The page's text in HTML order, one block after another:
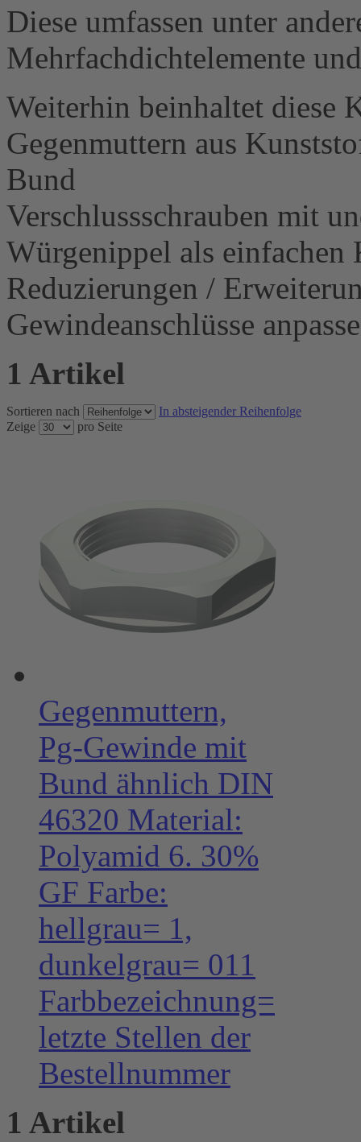
Diese umfassen unter
Mehrfachdichtelemente
Weiterhin beinhaltet diese
Gegenmuttern aus
Bund
Verschlussschrauben mit
Würgenippel als einfachen
Reduzierungen /
Gewindeanschlüsse
1 Artikel
Sortieren nach
In absteigender Reihenfolge
Zeige
pro Seite
Gegenmuttern,
Pg-Gewinde mit
Bund ähnlich DIN
46320 Material:
Polyamid 6. 30%
GF Farbe:
hellgrau= 1,
dunkelgrau= 011
Farbbezeichnung=
letzte Stellen der
Bestellnummer
1 Artikel